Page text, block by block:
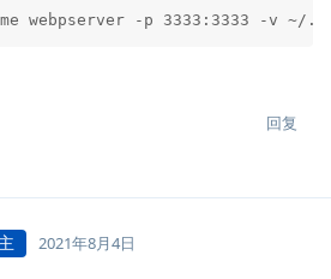
webpserver -p 3333:3333 -v ~/
回复
2021年8月4日